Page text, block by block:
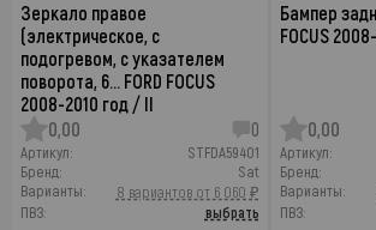
Зеркало правое
(электрическое, с
подогревом, с указателем
поворота, 6… FORD FOCUS
2008-2010 год / II
0,00
0
Артикул:
STFDA59401
Бренд:
Sat
Варианты:
8 вариантов от 6 060 ₽
ПВЗ:
выбрать
Бампер
FOCUS
0,00
Артикул:
Бренд:
Варианты:
ПВЗ: